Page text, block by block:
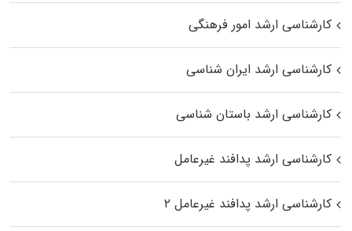
کارشناسی ارشد امور فرهنگی
کارشناسی ارشد ایران شناسی
کارشناسی ارشد باستان شناسی
کارشناسی ارشد پدافند غیرعامل
کارشناسی ارشد پدافند غیرعامل ۲